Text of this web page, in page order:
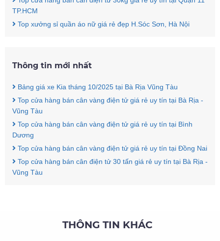
TP.HCM
Top xưởng sỉ quần áo nữ giá rẻ đẹp H.Sóc Sơn, Hà Nội
Thông tin mới nhất
Bảng giá xe Kia tháng 10/2025 tại Bà Rịa Vũng Tàu
Top cửa hàng bán cân vàng điện tử giá rẻ uy tín tại Bà Rịa -
Vũng Tàu
Top cửa hàng bán cân vàng điện tử giá rẻ uy tín tại Bình
Dương
Top cửa hàng bán cân vàng điện tử giá rẻ uy tín tại Đồng Nai
Top cửa hàng bán cân điện tử 30 tấn giá rẻ uy tín tại Bà Rịa -
Vũng Tàu
THÔNG TIN KHÁC